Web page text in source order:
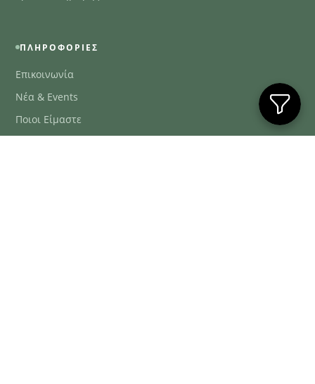
ΠΛΗΡΟΦΟΡΊΕΣ
Επικοινωνία
Νέα & Events
Ποιοι Είμαστε